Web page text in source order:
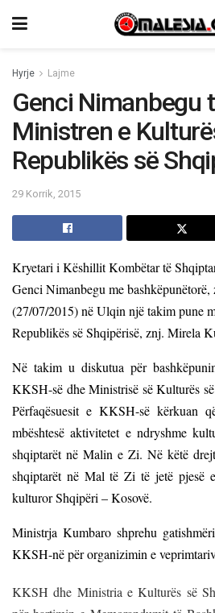
Hyrje Lajme
Genci Nimanbegu
Ministren e
Republikës së
29 Korrik, 2015
Kryetari i Këshillit Kombëtar të
Genci Nimanbegu me
(27/07/2015) në Ulqin një takim pune
Republikës së Shqipërisë, znj. Mirela
Në takim u diskutua për
KKSH-së dhe Ministrisë së Kulturës
Përfaqësuesit e KKSH-së kërkuan
mbështesë aktivitetet e ndryshme
shqiptarët në Malin e Zi. Në këtë
shqiptarët në Mal të Zi të jetë pjesë
kulturor Shqipëri – Kosovë.
Ministrja Kumbaro shprehu
KKSH-në për organizimin e
KKSH dhe Ministria e Kulturës së